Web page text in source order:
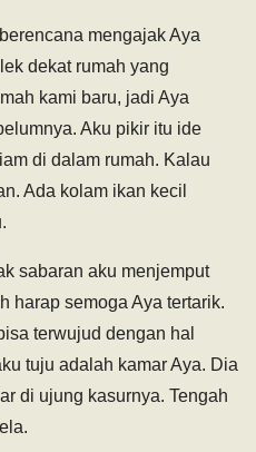
mengajak Aya
dekat rumah yang
kami baru, jadi Aya
Aku pikir itu ide
di dalam rumah. Kalau
Ada kolam ikan kecil
sabaran aku menjemput
harap semoga Aya tertarik.
terwujud dengan hal
tuju adalah kamar Aya. Dia
di ujung kasurnya. Tengah